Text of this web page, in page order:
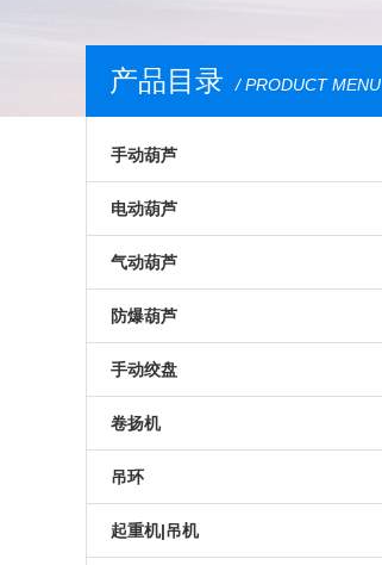
产品目录 / PRODUCT MENU
手动葫芦
进口手扳葫芦
进口手拉葫芦
低净空手拉葫芦
德国手扳葫芦
德国手拉葫芦
电动葫芦
进口电动葫芦
德国电动葫芦
超低净空电动葫芦
ABUS电动葫芦
粉尘防爆电动葫芦
海洋平台电动葫芦
气动葫芦
化工气动葫芦
JDN
超低净空气动葫芦
德国气动葫芦
液压葫芦
防爆葫芦
粉尘防爆葫芦
化工防爆葫芦
矿用防爆葫芦
JDN防爆葫芦
手动绞盘
重型手摇绞盘
进口绞盘
进口手动绞盘
卷扬机
防爆卷扬机
双滚筒卷扬机
吊环
JDT吊环
起重机|吊机